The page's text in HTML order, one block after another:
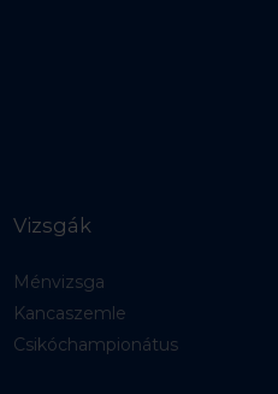
Vizsgák
Ménvizsga
Kancaszemle
Csikóchampionátus